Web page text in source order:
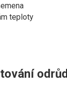
teploty
odrůd